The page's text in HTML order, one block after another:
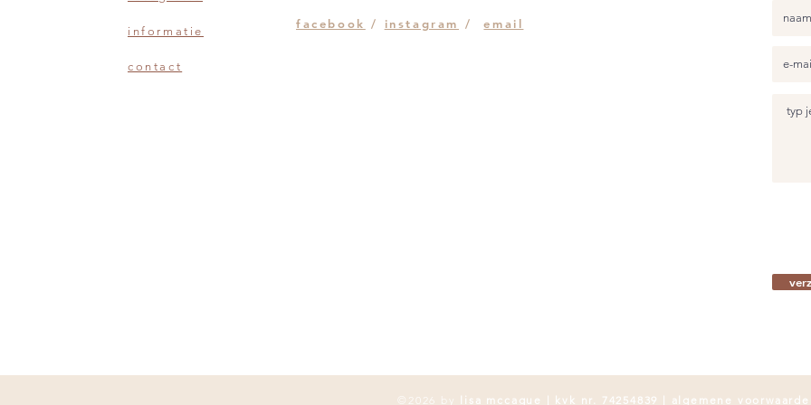
informatie
contact
facebook / instagram /email
©2026 by lisa mccague | kvk nr. 74254839 | algemene